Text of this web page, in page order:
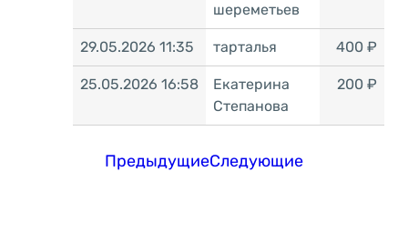
шереметьев
29.05.2026 11:35 тарталья 400 ₽
25.05.2026 16:58
Екатерина
Степанова
200 ₽
ПредыдущиеСледующие